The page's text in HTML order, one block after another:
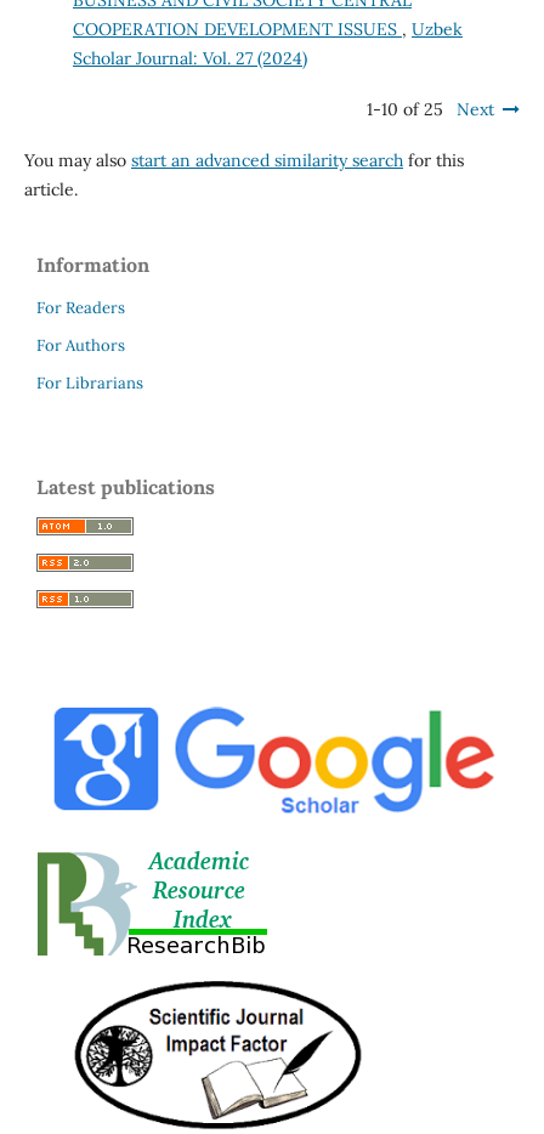
COOPERATION DEVELOPMENT ISSUES , Uzbek
Scholar Journal: Vol. 27 (2024)
1-10 of 25 Next
You may also start an advanced similarity searchfor this
article.
Information
For Readers
For Authors
For Librarians
Latest publications